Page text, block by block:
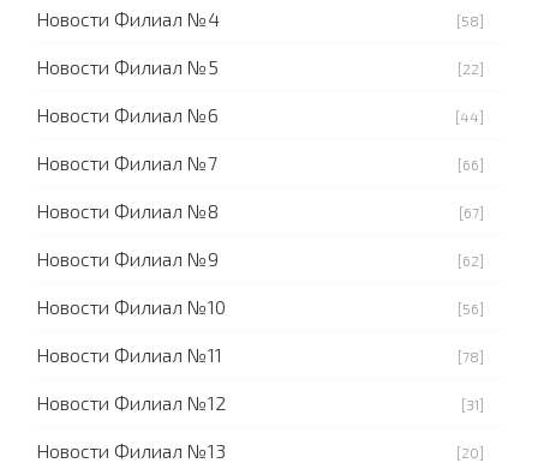
Новости Филиал №4 [58]
Новости Филиал №5 [22]
Новости Филиал №6 [44]
Новости Филиал №7 [66]
Новости Филиал №8 [67]
Новости Филиал №9 [62]
Новости Филиал №10 [56]
Новости Филиал №11 [78]
Новости Филиал №12 [31]
Новости Филиал №13 [20]